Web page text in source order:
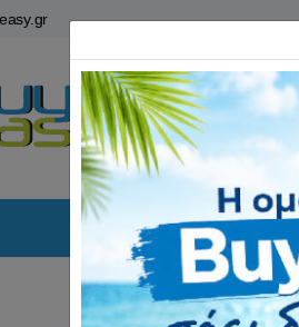
Αρχική